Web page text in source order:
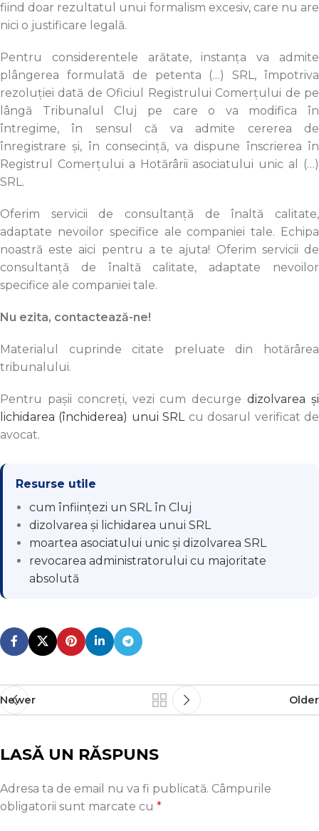
fiind doar rezultatul unui formalism excesiv, care nu are
nici o justificare legală.
Pentru considerentele arătate, instanţa va admite
plângerea formulată de petenta (…) SRL, împotriva
rezoluţiei dată de Oficiul Registrului Comerţului de pe
lângă Tribunalul Cluj pe care o va modifica în
întregime, în sensul că va admite cererea de
înregistrare şi, în consecinţă, va dispune înscrierea în
Registrul Comerţului a Hotărârii asociatului unic al (…)
SRL.
Oferim servicii de consultanță de înaltă calitate,
adaptate nevoilor specifice ale companiei tale. Echipa
noastră este aici pentru a te ajuta! Oferim servicii de
consultanță de înaltă calitate, adaptate nevoilor
specifice ale companiei tale.
Nu ezita, contactează-ne!
Materialul cuprinde citate preluate din hotărârea
tribunalului.
Pentru pașii concreți, vezi cum decurgedizolvarea și
lichidarea (închiderea) unui SRLcu dosarul verificat de
avocat.
Resurse utile
cum înființezi un SRL în Cluj
dizolvarea și lichidarea unui SRL
moartea asociatului unic și dizolvarea SRL
revocarea administratorului cu majoritate
absolută
Newer Older
LASĂ UN RĂSPUNS
Adresa ta de email nu va fi publicată. Câmpurile
obligatorii sunt marcate cu *